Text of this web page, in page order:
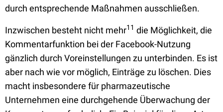
durch entsprechende Maßnahmen ausschließen.
Inzwischen besteht nicht mehr11 die Möglichkeit, die
Kommentarfunktion bei der Facebook-Nutzung
gänzlich durch Voreinstellungen zu unterbinden. Es ist
aber nach wie vor möglich, Einträge zu löschen. Dies
macht insbesondere für pharmazeutische
Unternehmen eine durchgehende Überwachung der